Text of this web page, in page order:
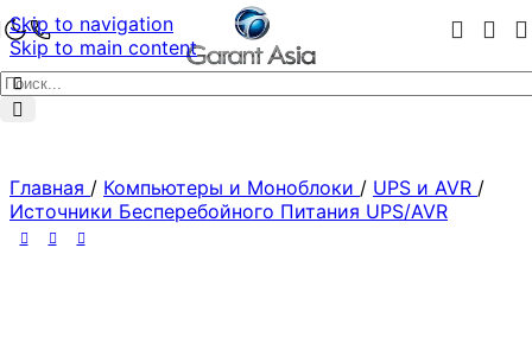
Skip to navigation
Skip to main content
Главная / Компьютеры и Моноблоки / UPS и AVR /
Источники Бесперебойного Питания UPS/AVR